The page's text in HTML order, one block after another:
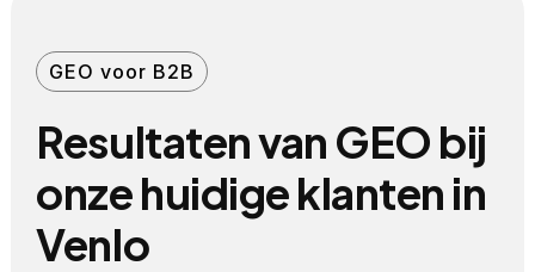
GEO voor B2B
Resultaten van GEO bij
onze huidige klanten in
Venlo